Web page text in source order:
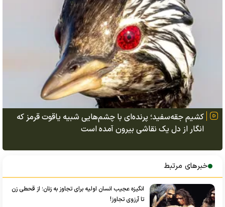
کشیم جقه‌سفید؛ پرنده‌ای با چشم‌هایی شبیه یاقوت قرمز که
انگار از دل یک نقاشی بیرون آمده است
خبرهای مرتبط
انگیزه عجیب انسان اولیه برای تجاوز به زنان؛ از قحطی زن
تا آرزوی تجاوز!